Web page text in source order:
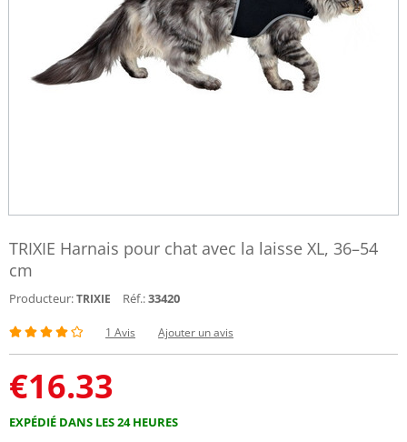
TRIXIE Harnais pour chat avec la laisse XL, 36–54
cm
Producteur:TRIXIE Réf.:33420
1 Avis Ajouter un avis
€16.33
EXPÉDIÉ DANS LES 24 HEURES